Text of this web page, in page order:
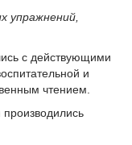
упражнений,
с действующими
и
чтением.